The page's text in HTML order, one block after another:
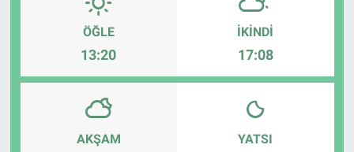
ÖĞLE
13:20
İKINDI
17:08
AKŞAM YATSI